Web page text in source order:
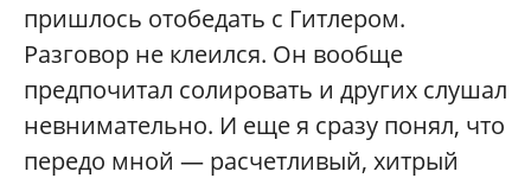
пришлось отобедать с Гитлером.
Разговор не клеился. Он вообще
предпочитал солировать и других слушал
невнимательно. И еще я сразу понял, что
передо мной — расчетливый, хитрый